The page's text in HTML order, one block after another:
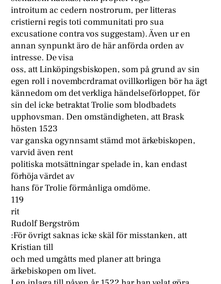
introitum ac cedern nostrorum, per litteras
cristierni regis toti communitati pro sua
excusatione contra vos suggestam). Även ur en
annan synpunkt äro de här anförda orden av
intresse. De visa
oss, att Linköpingsbiskopen, som på grund av sin
egen roll i novembcrdramat ovillkorligen bör ha ägt
kännedom om det verkliga händelseförloppet, för
sin del icke betraktat Trolie som blodbadets
upphovsman. Den omständigheten, att Brask
hösten 1523
var ganska ogynnsamt stämd mot ärkebiskopen,
varvid även rent
politiska motsättningar spelade in, kan endast
förhöja värdet av
hans för Trolie förmånliga omdöme.
119
rit
Rudolf Bergström
:För övrigt saknas icke skäl för misstanken, att
Kristian till
och med umgåtts med planer att bringa
ärkebiskopen om livet.